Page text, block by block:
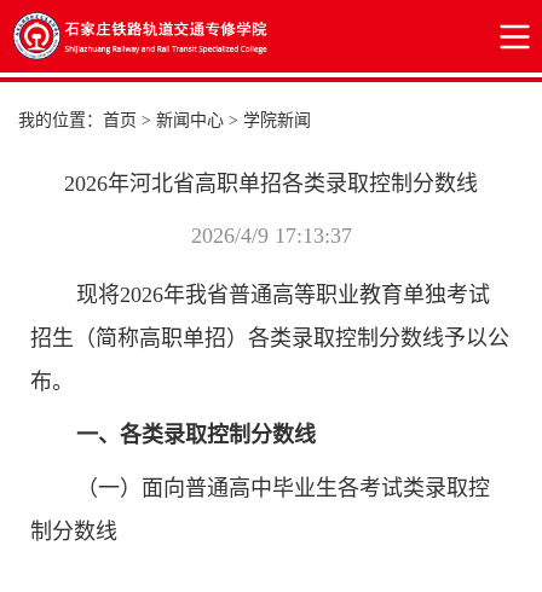
我的位置： 首页 > 新闻中心 > 学院新闻
2026年河北省高职单招各类录取控制分数线
2026/4/9 17:13:37
现将2026年我省普通高等职业教育单独考试
招生（简称高职单招）各类录取控制分数线予以公
布。
一、各类录取控制分数线
（一）面向普通高中毕业生各考试类录取控
制分数线